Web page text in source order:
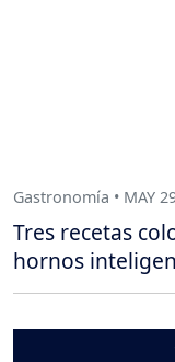
Gastronomía • MAY
Tres recetas
hornos